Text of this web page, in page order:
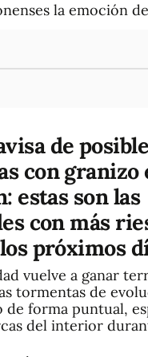
la emoción
de
con granizo
estas son las
con más
próximos
vuelve a ganar
tormentas de
de forma puntual,
del interior